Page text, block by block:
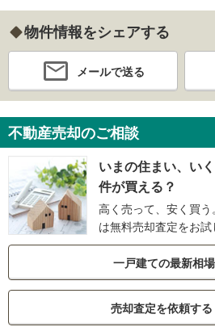
物件情報をシェアする
メールで送る
不動産売却のご相談
いまの住まい、い
件が買える？
高く売って、安く買
は無料売却査定をお試
一戸建ての最新相
売却査定を依頼する